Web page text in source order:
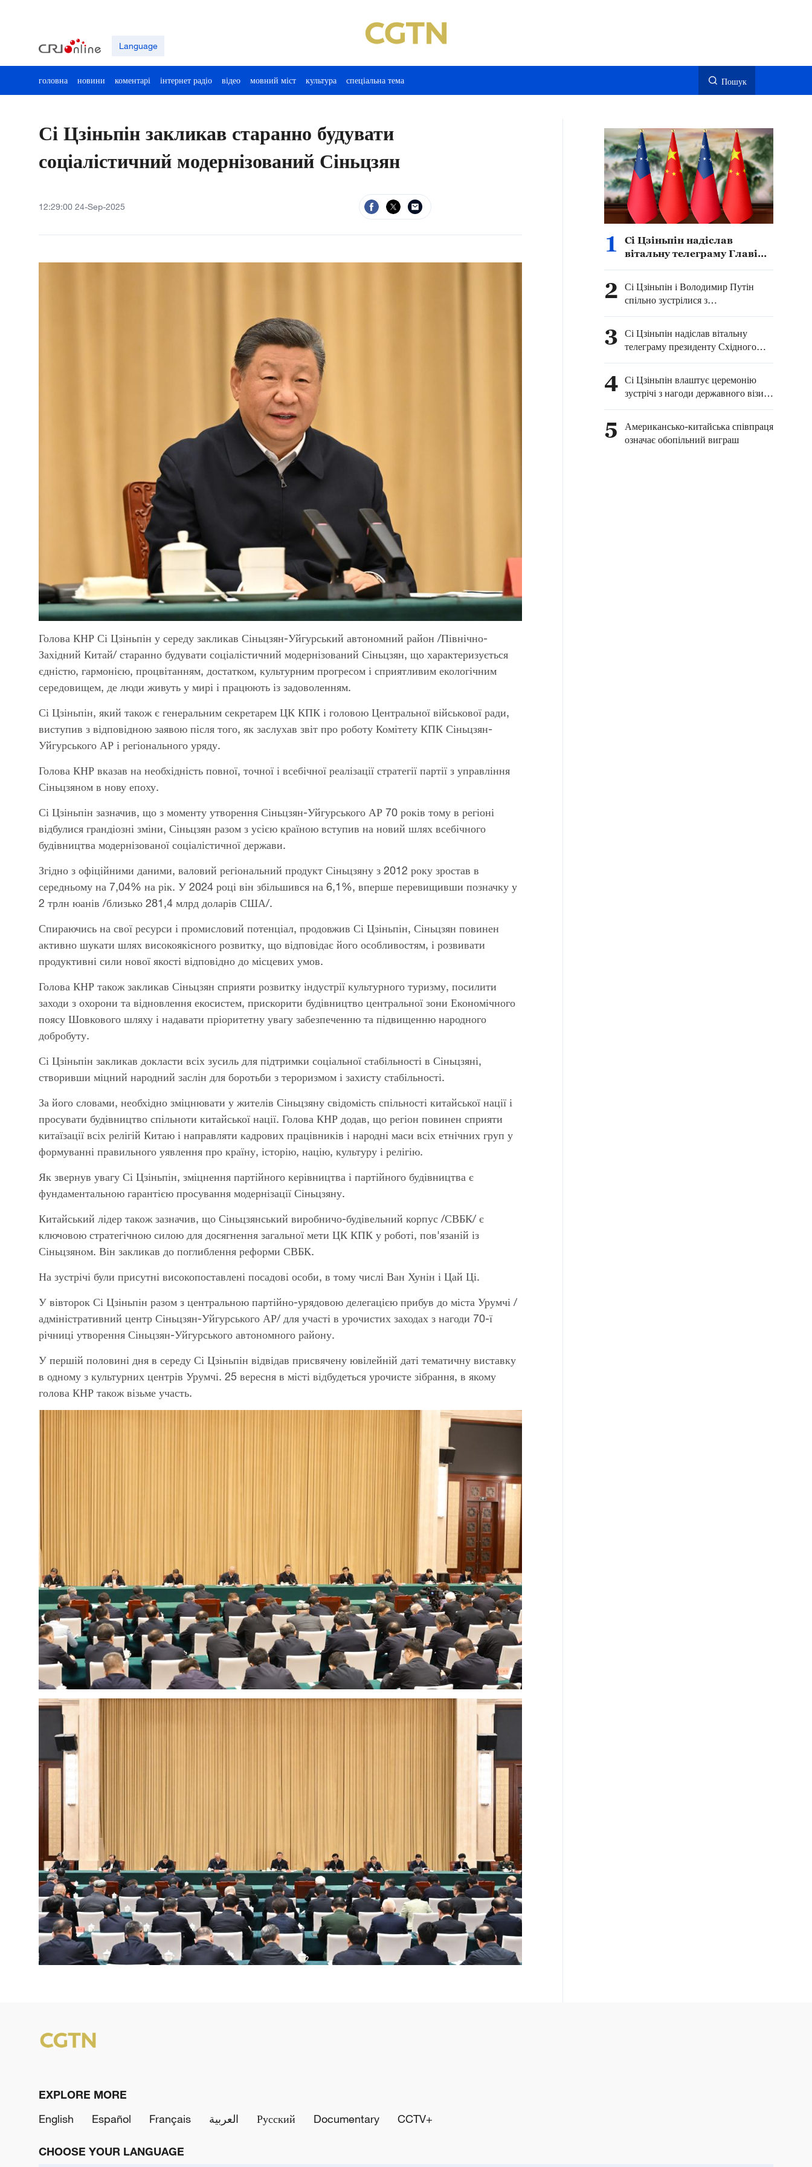
Language
головна новини коментарі інтернет радіо відео мовний міст культура спеціальна тема Пошук
Сі Цзіньпін закликав старанно будувати
соціалістичний модернізований Сіньцзян
12:29:00 24-Sep-2025
Голова КНР Сі Цзіньпін у середу закликав Сіньцзян-Уйгурський автономний район /Північно-
Західний Китай/ старанно будувати соціалістичний модернізований Сіньцзян, що характеризується
єдністю, гармонією, процвітанням, достатком, культурним прогресом і сприятливим екологічним
середовищем, де люди живуть у мирі і працюють із задоволенням.
Сі Цзіньпін, який також є генеральним секретарем ЦК КПК і головою Центральної військової ради,
виступив з відповідною заявою після того, як заслухав звіт про роботу Комітету КПК Сіньцзян-
Уйгурського АР і регіонального уряду.
Голова КНР вказав на необхідність повної, точної і всебічної реалізації стратегії партії з управління
Сіньцзяном в нову епоху.
Сі Цзіньпін зазначив, що з моменту утворення Сіньцзян-Уйгурського АР 70 років тому в регіоні
відбулися грандіозні зміни, Сіньцзян разом з усією країною вступив на новий шлях всебічного
будівництва модернізованої соціалістичної держави.
Згідно з офіційними даними, валовий регіональний продукт Сіньцзяну з 2012 року зростав в
середньому на 7,04% на рік. У 2024 році він збільшився на 6,1%, вперше перевищивши позначку у
2 трлн юанів /близько 281,4 млрд доларів США/.
Спираючись на свої ресурси і промисловий потенціал, продовжив Сі Цзіньпін, Сіньцзян повинен
активно шукати шлях високоякісного розвитку, що відповідає його особливостям, і розвивати
продуктивні сили нової якості відповідно до місцевих умов.
Голова КНР також закликав Сіньцзян сприяти розвитку індустрії культурного туризму, посилити
заходи з охорони та відновлення екосистем, прискорити будівництво центральної зони Економічного
поясу Шовкового шляху і надавати пріоритетну увагу забезпеченню та підвищенню народного
добробуту.
Сі Цзіньпін закликав докласти всіх зусиль для підтримки соціальної стабільності в Сіньцзяні,
створивши міцний народний заслін для боротьби з тероризмом і захисту стабільності.
За його словами, необхідно зміцнювати у жителів Сіньцзяну свідомість спільності китайської нації і
просувати будівництво спільноти китайської нації. Голова КНР додав, що регіон повинен сприяти
китаїзації всіх релігій Китаю і направляти кадрових працівників і народні маси всіх етнічних груп у
формуванні правильного уявлення про країну, історію, націю, культуру і релігію.
Як звернув увагу Сі Цзіньпін, зміцнення партійного керівництва і партійного будівництва є
фундаментальною гарантією просування модернізації Сіньцзяну.
Китайський лідер також зазначив, що Сіньцзянський виробничо-будівельний корпус /СВБК/ є
ключовою стратегічною силою для досягнення загальної мети ЦК КПК у роботі, пов'язаній із
Сіньцзяном. Він закликав до поглиблення реформи СВБК.
На зустрічі були присутні високопоставлені посадові особи, в тому числі Ван Хунін і Цай Ці.
У вівторок Сі Цзіньпін разом з центральною партійно-урядовою делегацією прибув до міста Урумчі /
адміністративний центр Сіньцзян-Уйгурського АР/ для участі в урочистих заходах з нагоди 70-ї
річниці утворення Сіньцзян-Уйгурського автономного району.
У першій половині дня в середу Сі Цзіньпін відвідав присвячену ювілейній даті тематичну виставку
в одному з культурних центрів Урумчі. 25 вересня в місті відбудеться урочисте зібрання, в якому
голова КНР також візьме участь.
1
Сі Цзіньпін надіслав
вітальну телеграму Главі
Суалауві II з нагоди Дня
Незалежності
2 Сі Цзіньпін і Володимир Путін
спільно зустрілися з
представниками ЗМІ
3 Сі Цзіньпін надіслав вітальну
телеграму президенту Східного
Тимору Жозе Рамуш-Орті з нагоди
4 Сі Цзіньпін влаштує церемонію
зустрічі з нагоди державного візиту
В. Путіна
5
Американсько-китайська співпраця
означає обопільний виграш
EXPLORE MORE
English
Español Français العربية Русский Documentary CCTV+
CHOOSE YOUR LANGUAGE